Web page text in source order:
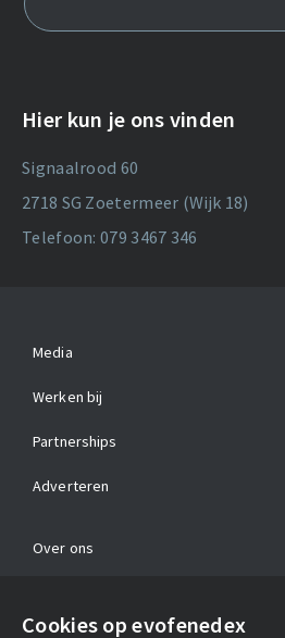
Cookies op evofenedex
Hier kun je ons vinden
Signaalrood 60
2718 SG Zoetermeer (Wijk 18)
Telefoon: 079 3467 346
Media
Werken bij
Partnerships
Adverteren
Over ons